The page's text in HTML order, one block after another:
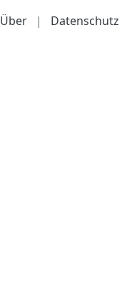
Über | Datenschutz